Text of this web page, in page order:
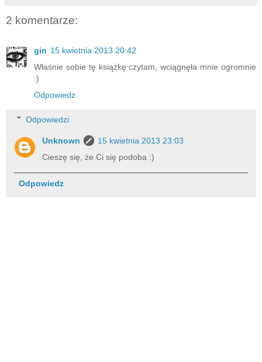
2 komentarze:
gin 15 kwietnia 2013 20:42
Właśnie sobie tę książkę czytam, wciągnęła mnie ogromnie
:)
Odpowiedz
Odpowiedzi
Unknown
15 kwietnia 2013 23:03
Cieszę się, że Ci się podoba :)
Odpowiedz